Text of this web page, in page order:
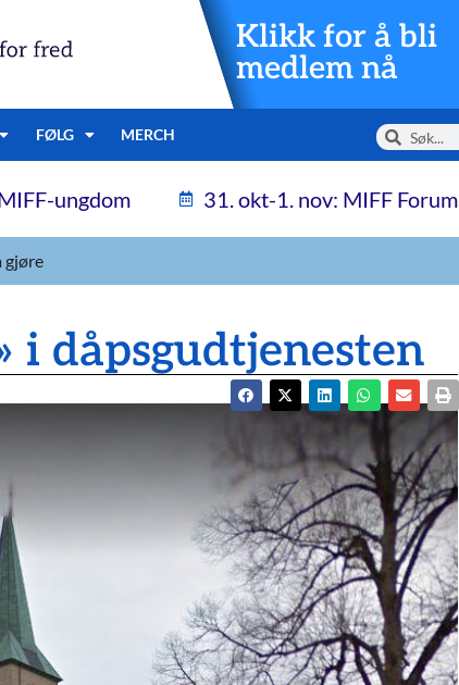
Klikk for å bli
medlem nå
FØLG MERCH
ungdom 31. okt-1. nov: MIFF Forum
gjøre
i dåpsgudtjenesten